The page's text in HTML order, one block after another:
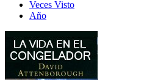
Veces Visto
Año